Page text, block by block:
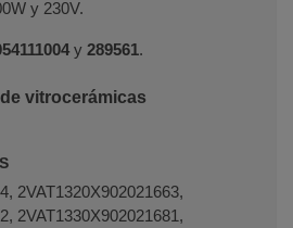
y 230V.
y 289561.
vitrocerámicas
2VAT1320X902021663,
2VAT1330X902021681,